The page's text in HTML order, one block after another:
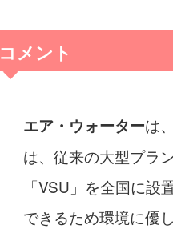
コメント
エア・ウォーターは
は、従来の大型プラ
「VSU」を全国に
できるため環境に優